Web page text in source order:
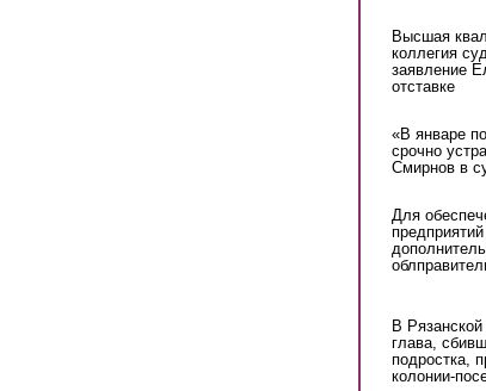
Высшая
коллегия
заявление
отставке
«В январе
срочно
Смирнов в
Для
В
глава,
подростка,
колонии-